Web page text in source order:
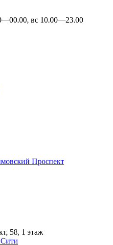
вс 10.00—23.00
Проспект
58, 1 этаж